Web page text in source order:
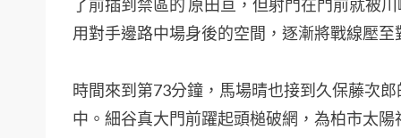
了前插到禁區的 原田亘，但射門在門前就被
用對手邊路中場身後的空間，逐漸將戰線壓至
時間來到第73分鐘，馬場晴也接到久保藤次
中。細谷真大門前躍起頭槌破網，為柏市太